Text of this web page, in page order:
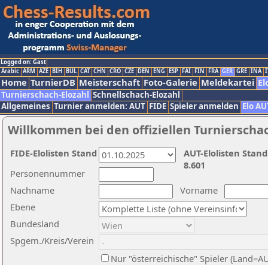
Logged on: Gast
Arabic ARM AZE BIH BUL CAT CHN CRO CZE DEN ENG ESP FAI FIN FRA GER GRE INA
Home TurnierDB Meisterschaft Foto-Galerie Meldekartei
Turnierschach-Elozahl Schnellschach-Elozahl
Allgemeines Turnier anmelden: AUT FIDE Spieler anmelden Elo
Willkommen bei den offiziellen
Nachname
Vorname
Ebene
Personennummer
Bundesland
Spgem./Kreis/Verein
Nur "österreichische" Spieler
AUT-Elolisten
8.601
FIDE-Elolisten Stand